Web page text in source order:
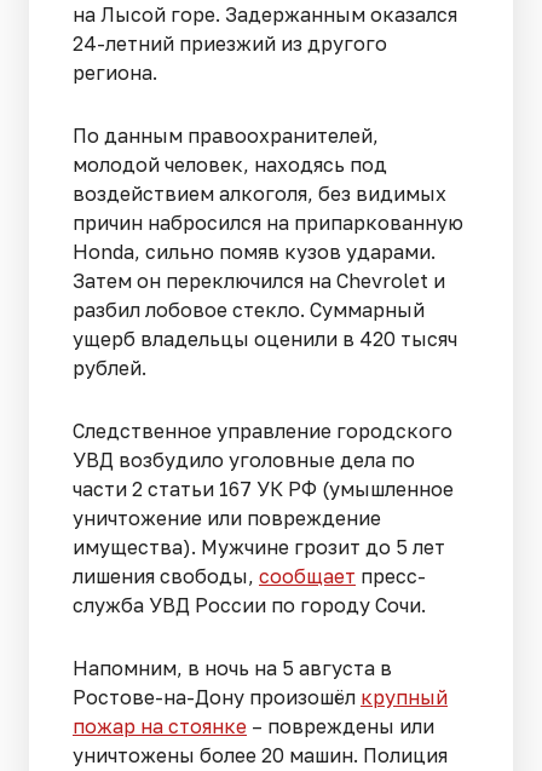
на Лысой горе. Задержанным оказался
24-летний приезжий из другого
региона.
По данным правоохранителей,
молодой человек, находясь под
воздействием алкоголя, без видимых
причин набросился на припаркованную
Honda, сильно помяв кузов ударами.
Затем он переключился на Chevrolet и
разбил лобовое стекло. Суммарный
ущерб владельцы оценили в 420 тысяч
рублей.
Следственное управление городского
УВД возбудило уголовные дела по
части 2 статьи 167 УК РФ (умышленное
уничтожение или повреждение
имущества). Мужчине грозит до 5 лет
лишения свободы, сообщает пресс-
служба УВД России по городу Сочи.
Напомним, в ночь на 5 августа в
Ростове-на-Дону произошёл крупный
пожар на стоянке – повреждены или
уничтожены более 20 машин. Полиция